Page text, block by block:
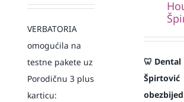
VERBATORIA
omogućila na
testne pakete uz
Porodičnu 3 plus
karticu:
🦷 Dental
Špirtović